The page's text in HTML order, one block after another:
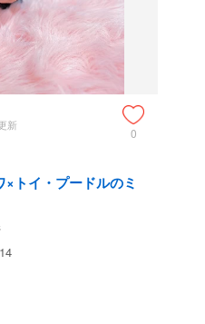
ださいませ。
新
0
トイ・プードルのミ